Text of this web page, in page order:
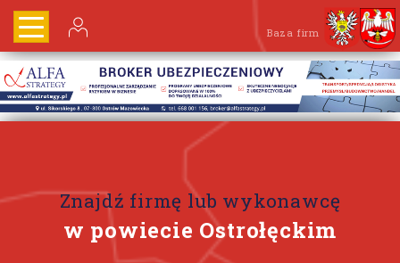
Baza firm
Znajdź firmę lub wykonawcę
w powiecie Ostrołęckim